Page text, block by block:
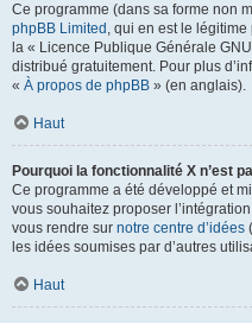
Ce programme (dans sa forme non
phpBB Limited , qui en est le
la « Licence Publique Générale
distribué gratuitement. Pour plus
« À propos de phpBB » (en anglais).
Haut
Pourquoi la fonctionnalité X n’est
Ce programme a été développé et
vous souhaitez proposer
vous rendre sur notre centre d’idées
les idées soumises par d’autres
Haut